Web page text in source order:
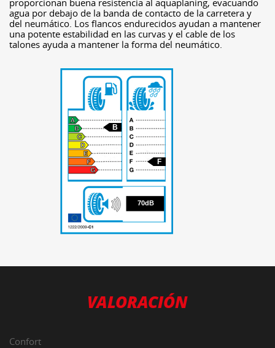
proporcionan buena resistencia al aquaplaning, evacuando
agua por debajo de la banda de contacto de la carretera y
del neumático. Los flancos endurecidos ayudan a mantener
una potente estabilidad en las curvas y el cable de los
talones ayuda a mantener la forma del neumático.
70
B
F
70dB
VALORACIÓN
Confort